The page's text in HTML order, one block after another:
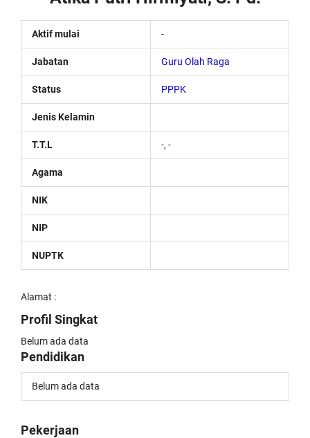
Aktif mulai -
Jabatan Guru Olah Raga
Status PPPK
Jenis Kelamin
T.T.L -, -
Agama
NIK
NIP
NUPTK
Alamat :
Profil Singkat
Belum ada data
Pendidikan
Belum ada data
Pekerjaan